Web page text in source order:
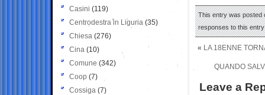
This entry was posted
responses to this
« LA 18ENNE
QUANDO
Leave a
Casini (119)
Centrodestra in Liguria (35)
Chiesa (276)
Cina (10)
Comune (342)
Coop (7)
Cossiga (7)